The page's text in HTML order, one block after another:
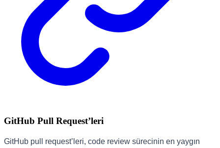
GitHub Pull Request’leri
GitHub pull request’leri, code review sürecinin en yaygın